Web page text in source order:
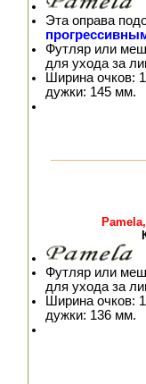
Эта оправа
Футляр или
для ухода за
Ширина очков:
дужки: 145 мм.
Футляр или
для ухода за
Ширина очков:
дужки: 136 мм.